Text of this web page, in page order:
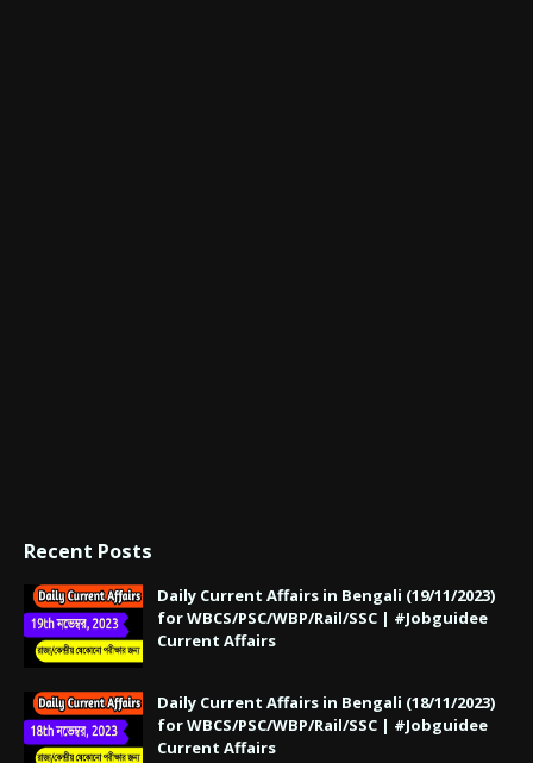
Recent Posts
Daily Current Affairs in Bengali (19/11/2023)
for WBCS/PSC/WBP/Rail/SSC | #Jobguidee
Current Affairs
Daily Current Affairs in Bengali (18/11/2023)
for WBCS/PSC/WBP/Rail/SSC | #Jobguidee
Current Affairs